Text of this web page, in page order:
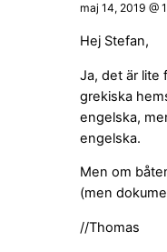
maj 14, 2019 @
Hej Stefan,
Ja, det är lite
grekiska
engelska,
engelska.
Men om
(men
//Thomas